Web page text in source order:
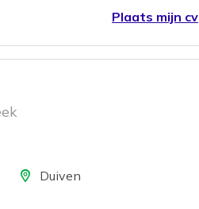
Plaats mijn cv
LocatieDuiven